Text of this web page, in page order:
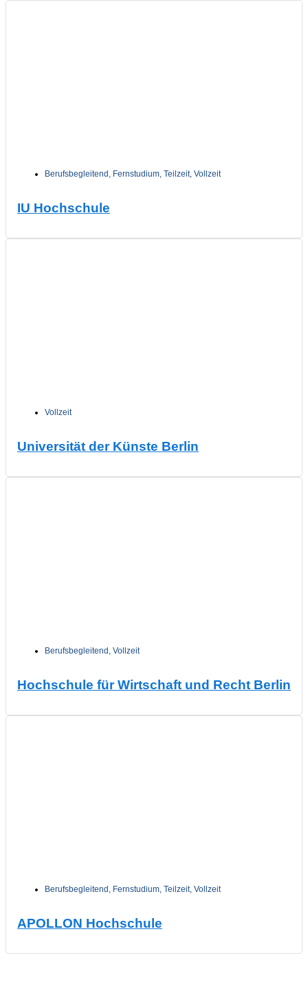
Berufsbegleitend , Fernstudium, Teilzeit, Vollzeit
IU Hochschule
Vollzeit
Universität der Künste Berlin
Berufsbegleitend , Vollzeit
Hochschule für Wirtschaft und Recht Berlin
Berufsbegleitend , Fernstudium, Teilzeit, Vollzeit
APOLLON Hochschule